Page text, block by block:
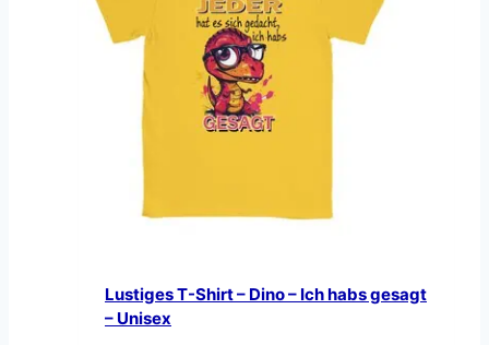
Lustiges T-Shirt – Dino – Ich habs gesagt
– Unisex